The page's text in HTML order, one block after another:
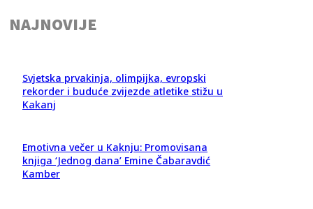
NAJNOVIJE
Svjetska prvakinja, olimpijka, evropski
rekorder i buduće zvijezde atletike stižu u
Kakanj
Emotivna večer u Kaknju: Promovisana
knjiga ‘Jednog dana’ Emine Čabaravdić
Kamber